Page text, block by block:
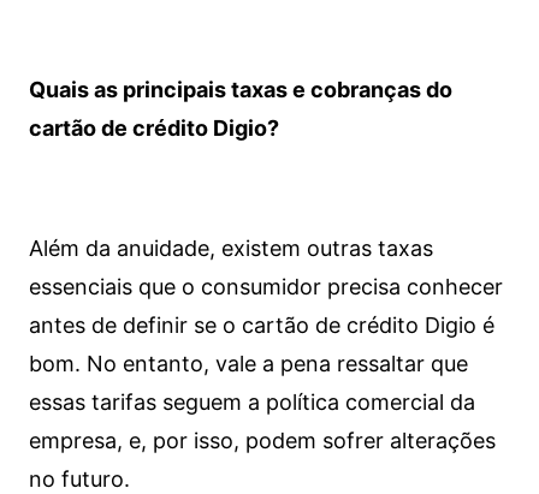
Quais as principais taxas e cobranças do
cartão de crédito Digio?
Além da anuidade, existem outras taxas
essenciais que o consumidor precisa conhecer
antes de definir se o cartão de crédito Digio é
bom. No entanto, vale a pena ressaltar que
essas tarifas seguem a política comercial da
empresa, e, por isso, podem sofrer alterações
no futuro.